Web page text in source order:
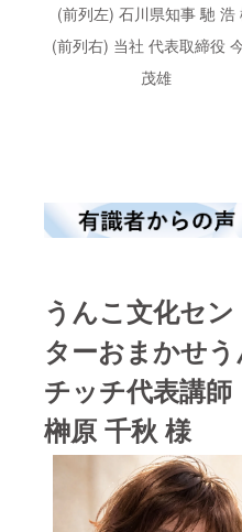
(前列左) 石川県知事 馳 浩
(前列右) 当社 代表取締役
茂雄
うんこ文化セン
ターおまかせう
チッチ代表講師
榊原 千秋 様